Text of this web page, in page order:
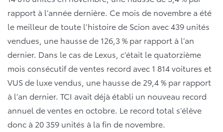
rapport à l’année dernière. Ce mois de novembre a été
le meilleur de toute l’histoire de Scion avec 439 unités
vendues, une hausse de 126,3 % par rapport à l’an
dernier. Dans le cas de Lexus, c’était le quatorzième
mois consécutif de ventes record avec 1 814 voitures et
VUS de luxe vendus, une hausse de 29,4 % par rapport
à l’an dernier. TCI avait déjà établi un nouveau record
annuel de ventes en octobre. Le record total s’élève
donc à 20 359 unités à la fin de novembre.